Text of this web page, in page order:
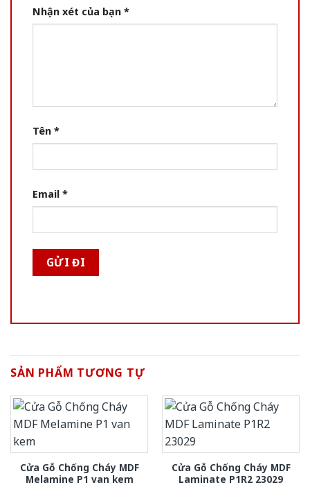
Nhận xét của bạn *
Tên *
Email *
SẢN PHẨM TƯƠNG TỰ
Cửa Gỗ Chống Cháy MDF
Melamine P1 van kem
Cửa Gỗ Chống Cháy MDF
Laminate P1R2 23029